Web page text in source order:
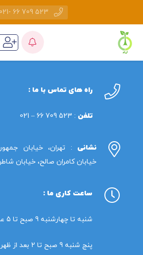
523 709 66 -021
راه های تماس با ما :
تلفن : 523 709 66 – 021
نشانی : تهران، خیابان
خیابان کامران صالح، خیابان
ساعت کاری ما :
شنبه تا چهارشنبه 9 صبح تا 5 عصر
پنج شنبه 9 صبح تا 2 بعد از ظهر